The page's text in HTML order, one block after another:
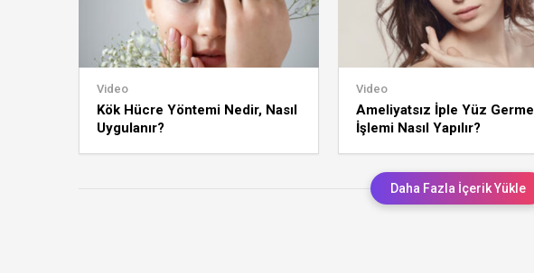
Video
Kök Hücre Yöntemi Nedir, Nasıl
Uygulanır?
Video
Ameliyatsız İple Yüz Germe
İşlemi Nasıl Yapılır?
Daha Fazla İçerik Yükle